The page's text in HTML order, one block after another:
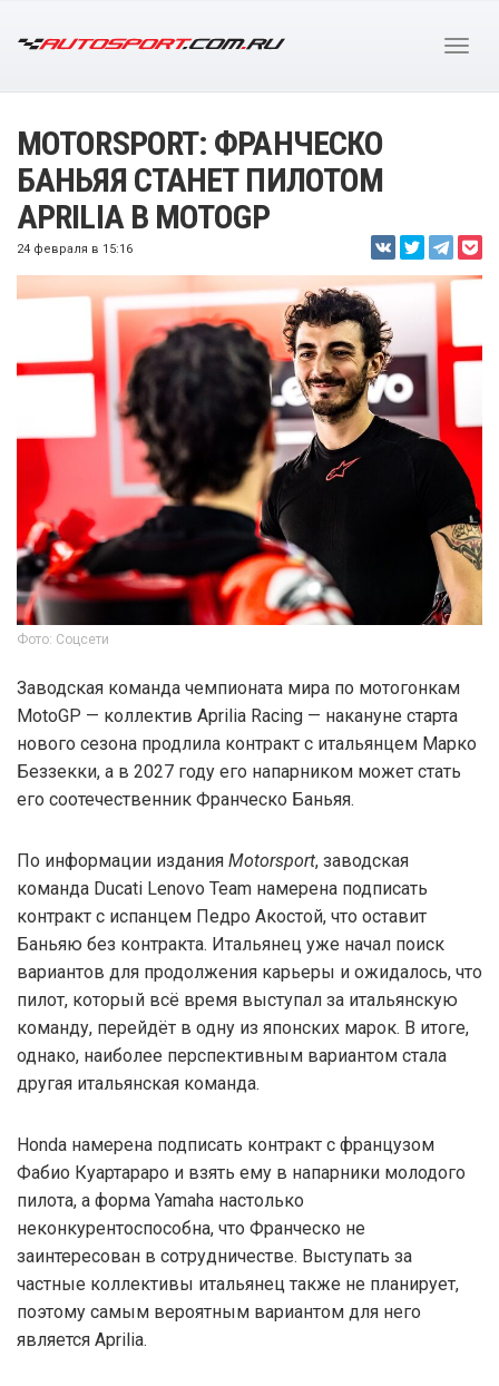
MOTORSPORT: ФРАНЧЕСКО
БАНЬЯЯ СТАНЕТ ПИЛОТОМ
APRILIA В MOTOGP
24 февраля в 15:16
Фото: Соцсети
Заводская команда чемпионата мира по мотогонкам
MotoGP — коллектив Aprilia Racing — накануне старта
нового сезона продлила контракт с итальянцем Марко
Беззекки, а в 2027 году его напарником может стать
его соотечественник Франческо Баньяя.
По информации издания Motorsport, заводская
команда Ducati Lenovo Team намерена подписать
контракт с испанцем Педро Акостой, что оставит
Баньяю без контракта. Итальянец уже начал поиск
вариантов для продолжения карьеры и ожидалось, что
пилот, который всё время выступал за итальянскую
команду, перейдёт в одну из японских марок. В итоге,
однако, наиболее перспективным вариантом стала
другая итальянская команда.
Honda намерена подписать контракт с французом
Фабио Куартараро и взять ему в напарники молодого
пилота, а форма Yamaha настолько
неконкурентоспособна, что Франческо не
заинтересован в сотрудничестве. Выступать за
частные коллективы итальянец также не планирует,
поэтому самым вероятным вариантом для него
является Aprilia.